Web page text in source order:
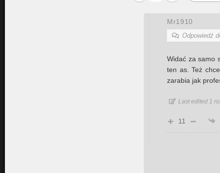
Mr1910
Odpowiedź
Widać za samo
ten as. Też
zarabia jak
Last edited 1
11